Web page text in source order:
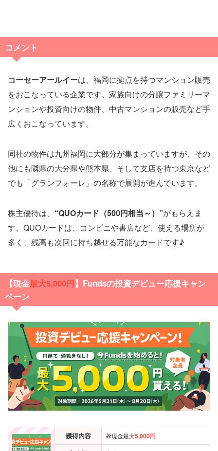
コメント
コーセーアールイーは、福岡に拠点を持つマンション販売
をおこなっている企業です。家族向けの分譲ファミリーマ
ンションや投資向けの物件、中古マンションの販売など手
広くおこなっています。
同社の物件は九州福岡に大部分が集まっていますが、その
他にも隣県の大分県や熊本県、そして支店を持つ東京など
でも「グランフォーレ」の名称で展開が進んでいます。
株主優待は、 “QUOカード（500円相当～）”がもらえま
す。QUOカードは、コンビニや書店など、使える場所が
多く、残高も次回に持ち越せる万能なカードです♪
【現金最大5,000円】Fundsの投資デビュー応援キャン
ペーン
獲得内容 🎁現金最大5,000円